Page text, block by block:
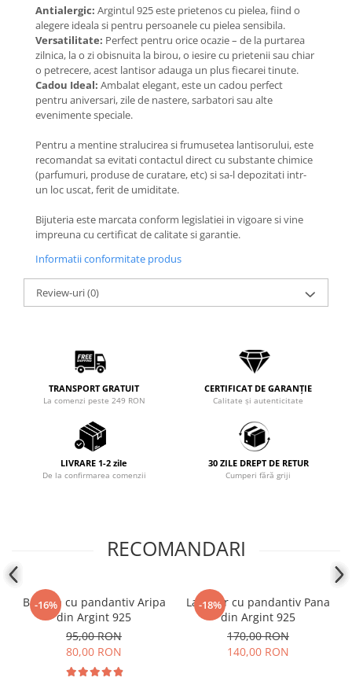
Coliere cu Molecule
Coliere Diverse
BRĂȚĂRI
BRĂȚĂRI CU ȘNUR REGLABIL
Brățări din Aur cu șnur reglabil
Brățări din Argint cu șnur reglabil
Brățări din Aur cu pietre
semiprețioase
Brățări din Argint cu pietre
Brățări elastice cu pietre
semiprețioase
BRĂȚĂRI DE PICIOR
Brățări de picior din Aur
Brățări de picior din Argint
Coliere cu mărgele colorate și
Coliere cu pietre semiprețioase
Antialergic: Argintul 925 este prietenos cu pielea, fiind o
alegere ideala si pentru persoanele cu pielea sensibila.
Versatilitate: Perfect pentru orice ocazie – de la purtarea
zilnica, la o zi obisnuita la birou, o iesire cu prietenii sau chiar
o petrecere, acest lantisor adauga un plus fiecarei tinute.
Cadou Ideal: Ambalat elegant, este un cadou perfect
pentru aniversari, zile de nastere, sarbatori sau alte
evenimente speciale.
Pentru a mentine stralucirea si frumusetea lantisorului, este
recomandat sa evitati contactul direct cu substante chimice
(parfumuri, produse de curatare, etc) si sa-l depozitati intr-
un loc uscat, ferit de umiditate.
Bijuteria este marcata conform legislatiei in vigoare si vine
impreuna cu certificat de calitate si garantie.
Informatii conformitate produs
Review-uri(0)
TRANSPORT GRATUIT
La comenzi peste 249 RON
CERTIFICAT DE GARANȚIE
Calitate și autenticitate
LIVRARE 1-2 zile
De la confirmarea comenzii
30 ZILE DREPT DE RETUR
Cumperi fără griji
RECOMANDARI
-16%
Bratara cu pandantiv Aripa
din Argint 925
95,00 RON
80,00 RON
-18%
Lantisor cu pandantiv Pana
din Argint 925
170,00 RON
140,00 RON